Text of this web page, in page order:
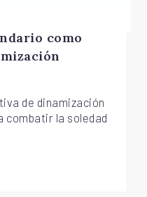
como
de dinamización
combatir la soledad